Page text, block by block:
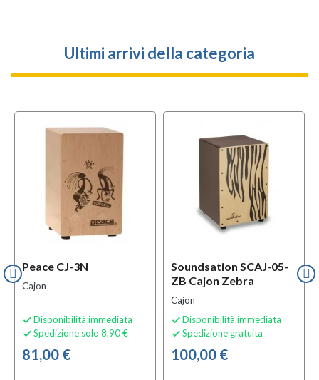
Ultimi arrivi della categoria
Peace CJ-3N
Cajon
 Disponibilità immediata
 Spedizione solo 8,90 €
81,00 €
Soundsation SCAJ-05-
ZB Cajon Zebra
Cajon
 Disponibilità immediata
 Spedizione gratuita
100,00 €